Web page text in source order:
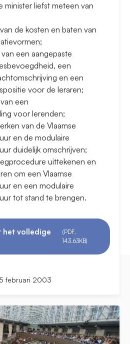
minister liefst meteen van
de kosten en baten van
een aangepaste
een
en een
voor de leraren;
een
voor lerenden;
van de Vlaamse
en de modulaire
duidelijk omschrijven;
uittekenen en
om een Vlaamse
en een modulaire
tot stand te brengen.
het volledige
(PDF,
143.63KB)
februari 2003